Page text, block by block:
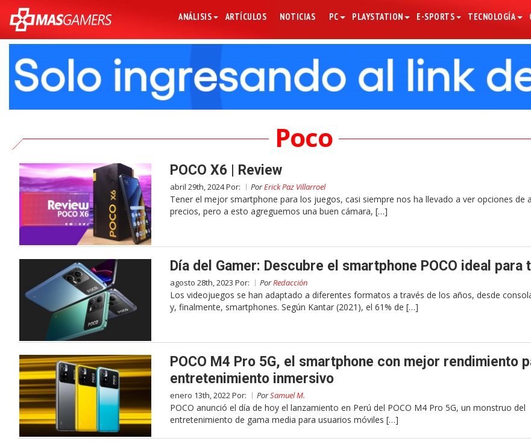
ANÁLISIS ARTÍCULOS NOTICIAS PC PLAYSTATION E-SPORTS TECNOLOGÍA
Poco
POCO X6 | Review
abril 29th, 2024 Por: PorErick Paz Villarroel
Tener el mejor smartphone para los juegos, casi siempre nos ha llevado a ver opciones de
precios, pero a esto agreguemos una buen cámara, […]
Día del Gamer: Descubre el smartphone POCO ideal para
agosto 28th, 2023 Por: PorRedacción
Los videojuegos se han adaptado a diferentes formatos a través de los años, desde
y, finalmente, smartphones. Según Kantar (2021), el 61% de […]
POCO M4 Pro 5G, el smartphone con mejor rendimiento
entretenimiento inmersivo
enero 13th, 2022 Por: PorSamuel M.
POCO anunció el día de hoy el lanzamiento en Perú del POCO M4 Pro 5G, un monstruo del
entretenimiento de gama media para usuarios móviles […]